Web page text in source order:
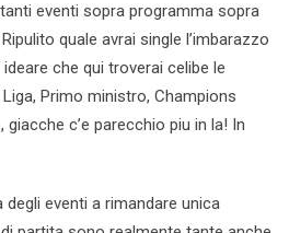
eventi sopra programma sopra
quale avrai single l’imbarazzo
che qui troverai celibe le
Primo ministro, Champions
giacche c’e parecchio piu in la! In
eventi a rimandare unica